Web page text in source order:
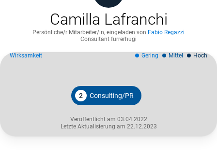
Camilla Lafranchi
Persönliche/r Mitarbeiter/in, eingeladen von Fabio Regazzi
Consultant furrerhugi
2 Consulting/PR
Veröffentlicht am 03.04.2022
Letzte Aktualisierung am 22.12.2023
Wirksamkeit Gering Mittel Hoch